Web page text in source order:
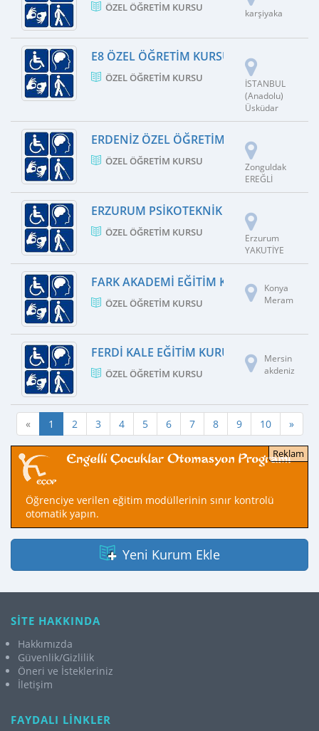
ÖZEL ÖĞRETIM KURSU
karşiyaka
E8 ÖZEL ÖĞRETIM KURSU
ÖZEL ÖĞRETIM KURSU
İSTANBUL
(Anadolu)
Üsküdar
ERDENIZ ÖZEL ÖĞRETIM KURSU
ÖZEL ÖĞRETIM KURSU
Zonguldak
EREĞLİ
ERZURUM PSIKOTEKNIK
ÖZEL ÖĞRETIM KURSU
Erzurum
YAKUTİYE
FARK AKADEMI EĞITIM KURUMLARI
ÖZEL ÖĞRETIM KURSU
Konya
Meram
FERDI KALE EĞITIM KURUMLARI
ÖZEL ÖĞRETIM KURSU
Mersin
akdeniz
« 1 2 3 4 5 6 7 8 9 10 »
Öğrenciye verilen eğitim modüllerinin sınır kontrolü
otomatik yapın.
Yeni Kurum Ekle
SİTE HAKKINDA
Hakkımızda
Güvenlik/Gizlilik
Öneri ve İstekleriniz
İletişim
FAYDALI LİNKLER